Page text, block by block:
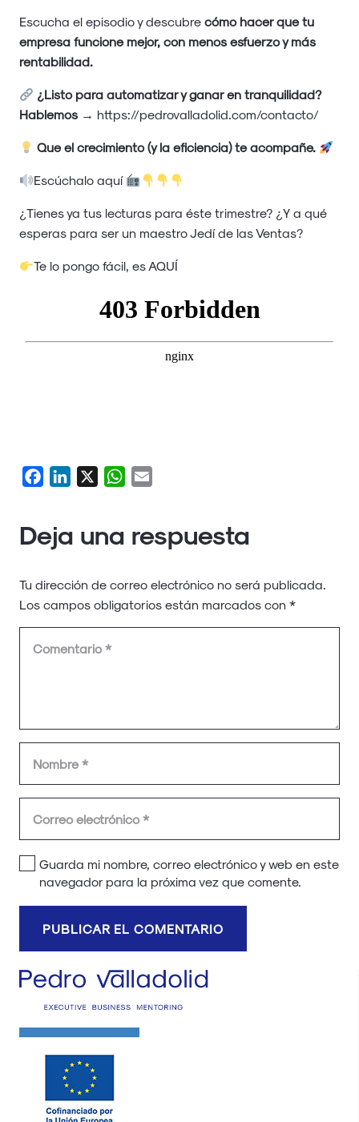
Escucha el episodio y descubre cómo hacer que tu
empresa funcione mejor, con menos esfuerzo y más
rentabilidad.
¿Listo para automatizar y ganar en tranquilidad?
Hablemos → https://pedrovalladolid.com/contacto/
Que el crecimiento (y la eficiencia) te acompañe.
Escúchalo aquí
¿Tienes ya tus lecturas para éste trimestre? ¿Y a qué
esperas para ser un maestro Jedí de las Ventas?
Te lo pongo fácil, es AQUÍ
FacebookLinkedIn WhatsApp
Deja una respuesta
Tu dirección de correo electrónico no será publicada.
Los campos obligatorios están marcados con *
Guarda mi nombre, correo electrónico y web en este
navegador para la próxima vez que comente.
PUBLICAR EL COMENTARIO